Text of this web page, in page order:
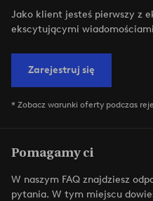
Jako klient jesteś pierwszy z
ekscytującymi
Zarejestruj się
* Zobacz warunki oferty podczas
Pomagamy ci
W naszym FAQ znajdziesz
pytania. W tym miejscu